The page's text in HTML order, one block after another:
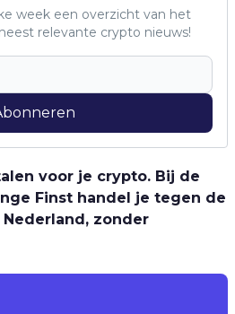
week een overzicht van het
relevante crypto nieuws!
voor je crypto. Bij de
Finst handel je tegen de
zonder